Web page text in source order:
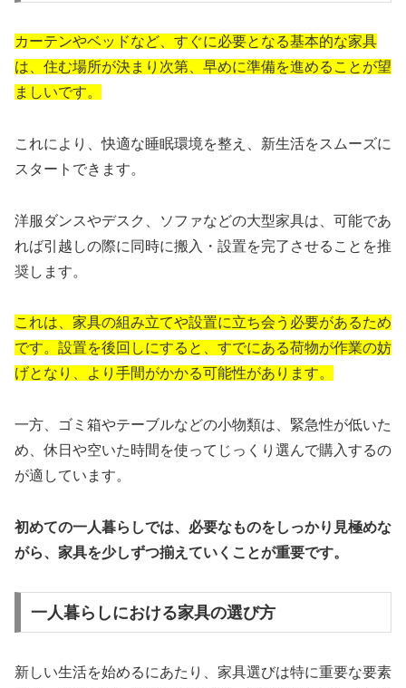
カーテンやベッドなど、すぐに必要となる基本的な家具
は、住む場所が決まり次第、早めに準備を進めることが望
ましいです。
これにより、快適な睡眠環境を整え、新生活をスムーズに
スタートできます。
洋服ダンスやデスク、ソファなどの大型家具は、可能であ
れば引越しの際に同時に搬入・設置を完了させることを推
奨します。
これは、家具の組み立てや設置に立ち会う必要があるため
です。設置を後回しにすると、すでにある荷物が作業の妨
げとなり、より手間がかかる可能性があります。
一方、ゴミ箱やテーブルなどの小物類は、緊急性が低いた
め、休日や空いた時間を使ってじっくり選んで購入するの
が適しています。
初めての一人暮らしでは、必要なものをしっかり見極めな
がら、家具を少しずつ揃えていくことが重要です。
一人暮らしにおける家具の選び方
新しい生活を始めるにあたり、家具選びは特に重要な要素